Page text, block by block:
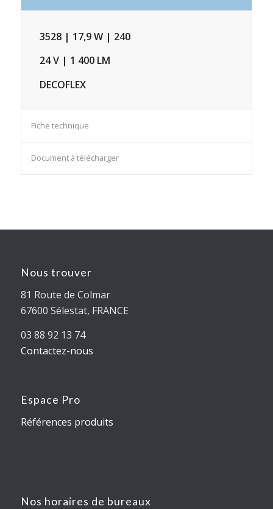
3528 | 17,9 W | 240
24 V | 1 400 LM
DECOFLEX
Fiche technique
Document à télécharger
Nous trouver
81 Route de Colmar
67600 Sélestat, FRANCE
03 88 92 13 74
Contactez-nous
Espace Pro
Références produits
Nos horaires de bureaux